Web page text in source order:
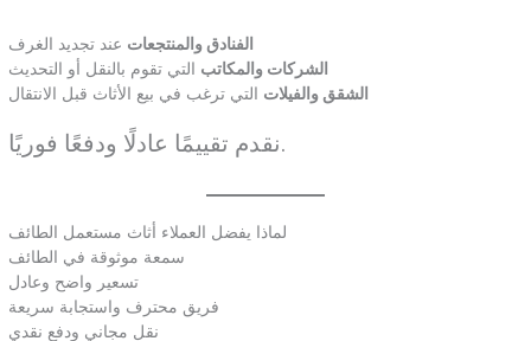
الفنادق والمنتجعات عند تجديد الغرف
الشركات والمكاتب التي تقوم بالنقل أو التحديث
الشقق والفيلات التي ترغب في بيع الأثاث قبل الانتقال
نقدم تقييمًا عادلًا ودفعًا فوريًا.
لماذا يفضل العملاء أثاث مستعمل الطائف
سمعة موثوقة في الطائف
تسعير واضح وعادل
فريق محترف واستجابة سريعة
نقل مجاني ودفع نقدي